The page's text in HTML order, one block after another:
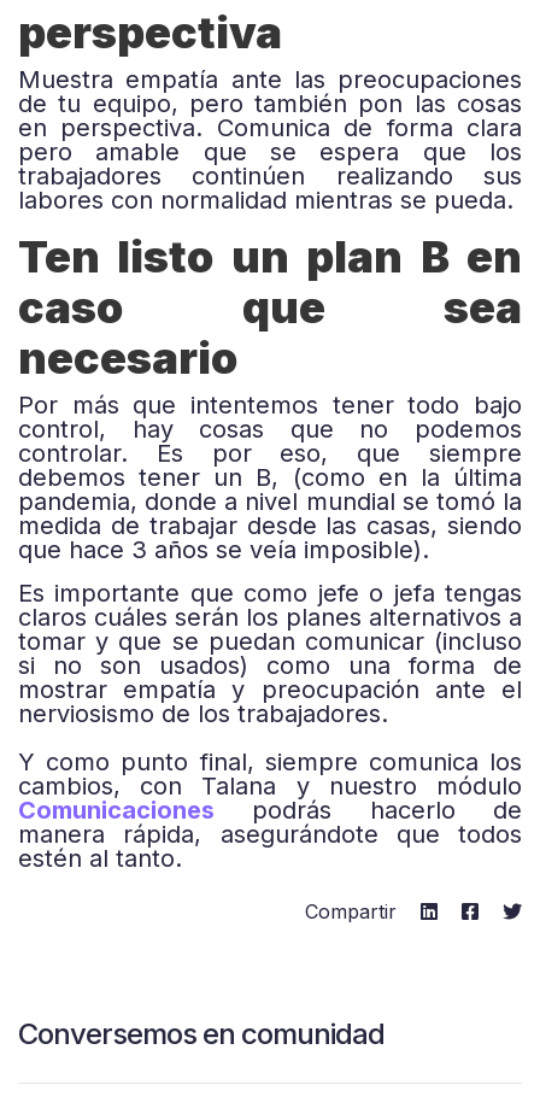
perspectiva
Muestra empatía ante las preocupaciones
de tu equipo, pero también pon las cosas
en perspectiva. Comunica de forma clara
pero amable que se espera que los
trabajadores continúen realizando sus
labores con normalidad mientras se pueda.
Ten listo un plan B en
caso que sea
necesario
Por más que intentemos tener todo bajo
control, hay cosas que no podemos
controlar. Es por eso, que siempre
debemos tener un B, (como en la última
pandemia, donde a nivel mundial se tomó la
medida de trabajar desde las casas, siendo
que hace 3 años se veía imposible).
Es importante que como jefe o jefa tengas
claros cuáles serán los planes alternativos a
tomar y que se puedan comunicar (incluso
si no son usados) como una forma de
mostrar empatía y preocupación ante el
nerviosismo de los trabajadores.
Y como punto final, siempre comunica los
cambios, con Talana y nuestro módulo
Comunicaciones podrás hacerlo de
manera rápida, asegurándote que todos
estén al tanto.
Compartir
Conversemos en comunidad